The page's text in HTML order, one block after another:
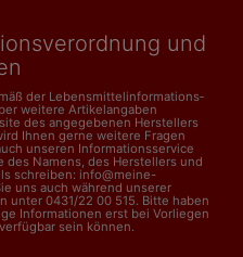
und
der Lebensmittel­informations­
weitere Artikelangaben
des angegebenen Herstellers
Ihnen gerne weitere Fragen
unseren Informationsservice
des Namens, des Herstellers und
schreiben: info@meine-
uns auch während unserer
unter 0431/22 00 515. Bitte haben
Informationen erst bei Vorliegen
sein können.